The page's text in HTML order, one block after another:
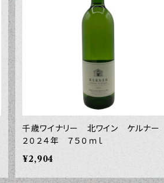
千歳ワイナリー 北ワイン ケルナー
２０２４年 ７５０ｍｌ
¥2,904